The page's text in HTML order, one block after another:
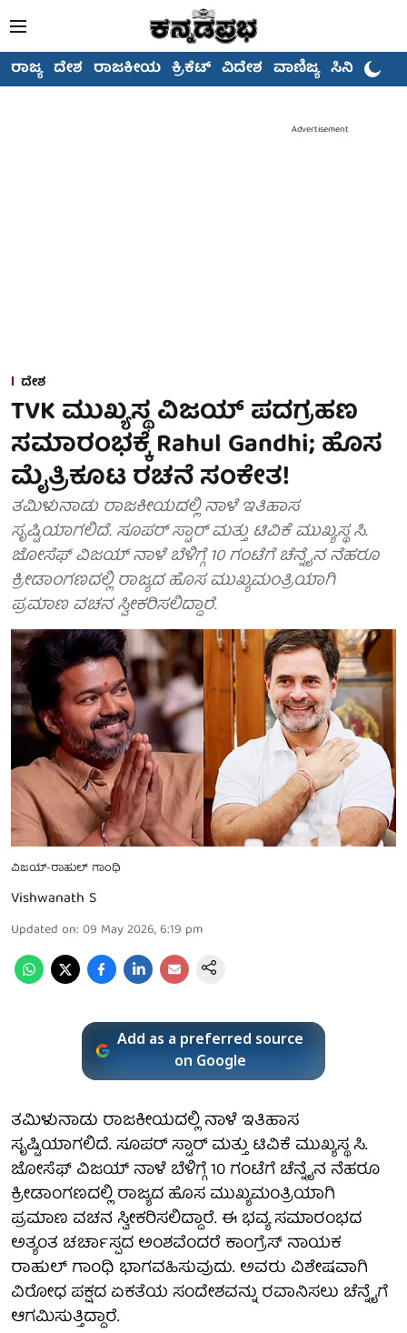
ರಾಜ್ಯ ದೇಶ ರಾಜಕೀಯ ಕ್ರಿಕೆಟ್ ವಿದೇಶ ವಾಣಿಜ್ಯ ಸಿನಿಮಾ
Advertisement
ದೇಶ
TVK ಮುಖ್ಯಸ್ಥ ವಿಜಯ್ ಪದಗ್ರಹಣ
ಸಮಾರಂಭಕ್ಕೆ Rahul Gandhi; ಹೊಸ
ಮೈತ್ರಿಕೂಟ ರಚನೆ ಸಂಕೇತ!
ತಮಿಳುನಾಡು ರಾಜಕೀಯದಲ್ಲಿ ನಾಳೆ ಇತಿಹಾಸ
ಸೃಷ್ಟಿಯಾಗಲಿದೆ. ಸೂಪರ್ ಸ್ಟಾರ್ ಮತ್ತು ಟಿವಿಕೆ ಮುಖ್ಯಸ್ಥ ಸಿ.
ಜೋಸೆಫ್ ವಿಜಯ್ ನಾಳೆ ಬೆಳಿಗ್ಗೆ 10 ಗಂಟೆಗೆ ಚೆನ್ನೈನ ನೆಹರೂ
ಕ್ರೀಡಾಂಗಣದಲ್ಲಿ ರಾಜ್ಯದ ಹೊಸ ಮುಖ್ಯಮಂತ್ರಿಯಾಗಿ
ಪ್ರಮಾಣ ವಚನ ಸ್ವೀಕರಿಸಲಿದ್ದಾರೆ.
ವಿಜಯ್-ರಾಹುಲ್ ಗಾಂಧಿ
Vishwanath S
Updated on: 09 May 2026, 6:19 pm
Add as a preferred source
on Google
ತಮಿಳುನಾಡು ರಾಜಕೀಯದಲ್ಲಿ ನಾಳೆ ಇತಿಹಾಸ
ಸೃಷ್ಟಿಯಾಗಲಿದೆ. ಸೂಪರ್ ಸ್ಟಾರ್ ಮತ್ತು ಟಿವಿಕೆ ಮುಖ್ಯಸ್ಥ ಸಿ.
ಜೋಸೆಫ್ ವಿಜಯ್ ನಾಳೆ ಬೆಳಿಗ್ಗೆ 10 ಗಂಟೆಗೆ ಚೆನ್ನೈನ ನೆಹರೂ
ಕ್ರೀಡಾಂಗಣದಲ್ಲಿ ರಾಜ್ಯದ ಹೊಸ ಮುಖ್ಯಮಂತ್ರಿಯಾಗಿ
ಪ್ರಮಾಣ ವಚನ ಸ್ವೀಕರಿಸಲಿದ್ದಾರೆ. ಈ ಭವ್ಯ ಸಮಾರಂಭದ
ಅತ್ಯಂತ ಚರ್ಚಾಸ್ಪದ ಅಂಶವೆಂದರೆ ಕಾಂಗ್ರೆಸ್ ನಾಯಕ
ರಾಹುಲ್ ಗಾಂಧಿ ಭಾಗವಹಿಸುವುದು. ಅವರು ವಿಶೇಷವಾಗಿ
ವಿರೋಧ ಪಕ್ಷದ ಏಕತೆಯ ಸಂದೇಶವನ್ನು ರವಾನಿಸಲು ಚೆನ್ನೈಗೆ
ಆಗಮಿಸುತ್ತಿದ್ದಾರೆ.